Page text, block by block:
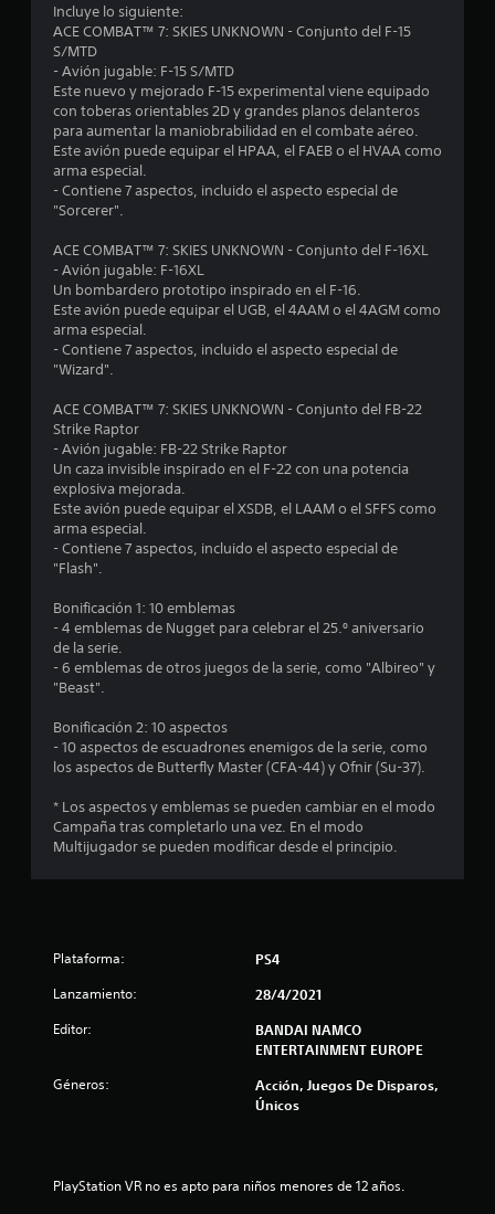
l
l
e
n
6
c
a
f
i
a
o
Incluye lo siguiente:
ACE COMBAT™ 7: SKIES UNKNOWN - Conjunto del F-15
S/MTD
- Avión jugable: F-15 S/MTD
Este nuevo y mejorado F-15 experimental viene equipado
con toberas orientables 2D y grandes planos delanteros
para aumentar la maniobrabilidad en el combate aéreo.
Este avión puede equipar el HPAA, el FAEB o el HVAA como
arma especial.
- Contiene 7 aspectos, incluido el aspecto especial de
"Sorcerer".
ACE COMBAT™ 7: SKIES UNKNOWN - Conjunto del F-16XL
- Avión jugable: F-16XL
Un bombardero prototipo inspirado en el F-16.
Este avión puede equipar el UGB, el 4AAM o el 4AGM como
arma especial.
- Contiene 7 aspectos, incluido el aspecto especial de
"Wizard".
ACE COMBAT™ 7: SKIES UNKNOWN - Conjunto del FB-22
Strike Raptor
- Avión jugable: FB-22 Strike Raptor
Un caza invisible inspirado en el F-22 con una potencia
explosiva mejorada.
Este avión puede equipar el XSDB, el LAAM o el SFFS como
arma especial.
- Contiene 7 aspectos, incluido el aspecto especial de
"Flash".
Bonificación 1: 10 emblemas
- 4 emblemas de Nugget para celebrar el 25.º aniversario
de la serie.
- 6 emblemas de otros juegos de la serie, como "Albireo" y
"Beast".
Bonificación 2: 10 aspectos
- 10 aspectos de escuadrones enemigos de la serie, como
los aspectos de Butterfly Master (CFA-44) y Ofnir (Su-37).
* Los aspectos y emblemas se pueden cambiar en el modo
Campaña tras completarlo una vez. En el modo
Multijugador se pueden modificar desde el principio.
Plataforma: PS4
Lanzamiento: 28/4/2021
Editor:
BANDAI NAMCO
ENTERTAINMENT EUROPE
Géneros:
Acción, Juegos De Disparos,
Únicos
PlayStation VR no es apto para niños menores de 12 años.